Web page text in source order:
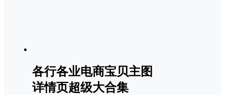
各行各业电商宝贝主图
详情页超级大合集